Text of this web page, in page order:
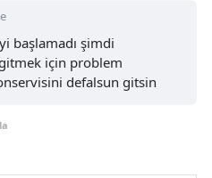
başlamadı şimdi
için problem
defalsun gitsin